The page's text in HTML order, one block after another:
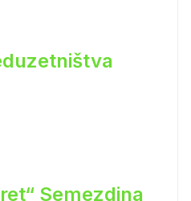
Semezdina